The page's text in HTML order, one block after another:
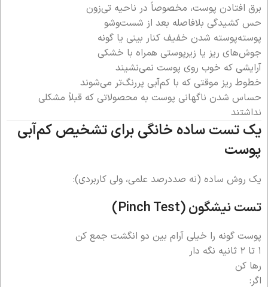
برق افتادن پوست، مخصوصاً در ناحیه تی‌زون
حس کشیدگی بلافاصله بعد از شست‌وشو
پوسته‌پوسته شدن خفیف کنار بینی یا گونه
جوش‌های ریز یا زیرپوستی همراه با خشکی
آرایشی که خوب روی پوست نمی‌نشیند
خطوط ریز موقتی که با کم‌آبی پررنگ‌تر می‌شوند
حساس شدن ناگهانی پوست به محصولاتی که قبلاً مشکلی
نداشتند
یک تست ساده خانگی برای تشخیص کم‌آبی
پوست
یک روش ساده (نه صددرصد علمی، ولی کاربردی):
تست نیشگون (Pinch Test)
پوست گونه را خیلی آرام بین دو انگشت جمع کن
۱ تا ۲ ثانیه نگه دار
رها کن
اگر: